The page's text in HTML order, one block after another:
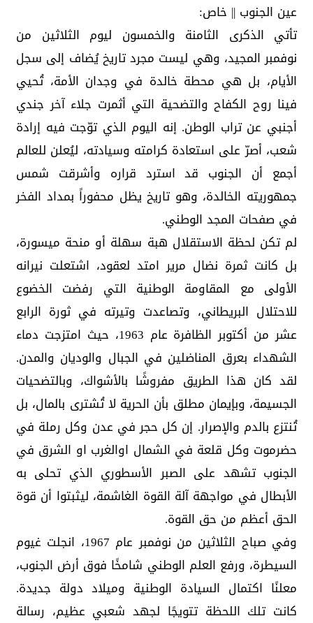
عين الجنوب || خاص:
تأتي الذكرى الثامنة والخمسون ليوم الثلاثين من
نوفمبر المجيد، وهي ليست مجرد تاريخ يُضاف إلى سجل
الأيام، بل هي محطة خالدة في وجدان الأمة، تُحيي
فينا روح الكفاح والتضحية التي أثمرت جلاء آخر جندي
أجنبي عن تراب الوطن. إنه اليوم الذي توّجت فيه إرادة
شعب، أصرّ على استعادة كرامته وسيادته، ليُعلن للعالم
أجمع أن الجنوب قد استرد قراره وأشرقت شمس
جمهوريته الخالدة، وهو تاريخ يظل محفوراً بمداد الفخر
في صفحات المجد الوطني.
لم تكن لحظة الاستقلال هبة سهلة أو منحة ميسورة،
بل كانت ثمرة نضال مرير امتد لعقود، اشتعلت نيرانه
الأولى مع المقاومة الوطنية التي رفضت الخضوع
للاحتلال البريطاني، وتصاعدت وتيرته في ثورة الرابع
عشر من أكتوبر الظافرة عام 1963، حيث امتزجت دماء
الشهداء بعرق المناضلين في الجبال والوديان والمدن.
لقد كان هذا الطريق مفروشًا بالأشواك، وبالتضحيات
الجسيمة، وبإيمان مطلق بأن الحرية لا تُشترى بالمال، بل
تُنتزع بالدم والإصرار. إن كل حجر في عدن وكل رملة في
حضرموت وكل قلعة في الشمال اوالغرب او الشرق في
الجنوب تشهد على الصبر الأسطوري الذي تحلى به
الأبطال في مواجهة آلة القوة الغاشمة، ليثبتوا أن قوة
الحق أعظم من حق القوة.
وفي صباح الثلاثين من نوفمبر عام 1967، انجلت غيوم
السيطرة، ورفع العلم الوطني شامخًا فوق أرض الجنوب،
معلنًا اكتمال السيادة الوطنية وميلاد دولة جديدة.
كانت تلك اللحظة تتويجًا لجهد شعبي عظيم، رسالة